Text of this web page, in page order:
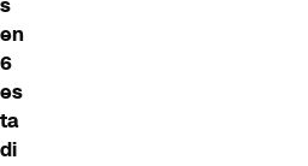
en
6
es
ta
di